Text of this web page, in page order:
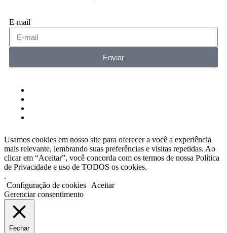
E-mail
Enviar
Usamos cookies em nosso site para oferecer a você a experiência
mais relevante, lembrando suas preferências e visitas repetidas. Ao
clicar em “Aceitar”, você concorda com os termos de nossa Política
de Privacidade e uso de TODOS os cookies.
.
Configuração de cookies
Aceitar
Gerenciar consentimento
Fechar